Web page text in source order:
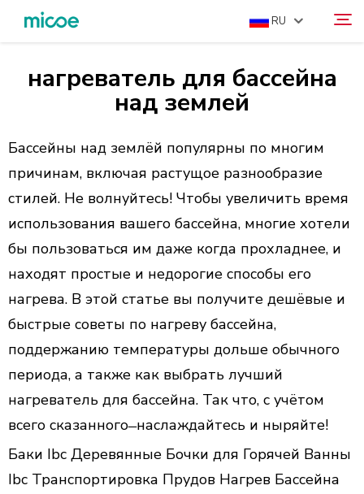
RU
О НАС
РЕШЕНИЕ
ПОДДЕРЖКА И СЕРВИСЫ
МЕДИАЦЕНТР
СВЯЗАТЬСЯ С НАМИ
нагреватель для бассейна
над землей
Бассейны над землёй популярны по многим
причинам, включая растущое разнообразие
стилей. Не волнуйтесь! Чтобы увеличить время
использования вашего бассейна, многие хотели
бы пользоваться им даже когда прохладнее, и
находят простые и недорогие способы его
нагрева. В этой статье вы получите дешёвые и
быстрые советы по нагреву бассейна,
поддержанию температуры дольше обычного
периода, а также как выбрать лучший
нагреватель для бассейна. Так что, с учётом
всего сказанного ̶ наслаждайтесь и ныряйте!
Баки Ibc Деревянные Бочки для Горячей Ванны
Ibc Транспортировка Прудов Нагрев Бассейна